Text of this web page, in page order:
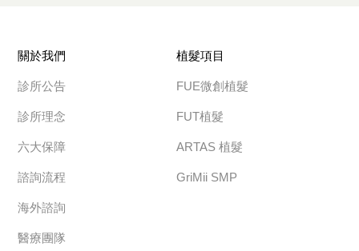
關於我們
診所公告
診所理念
六大保障
諮詢流程
海外諮詢
醫療團隊
植髮項目
FUE微創植髮
FUT植髮
ARTAS 植髮
GriMii SMP